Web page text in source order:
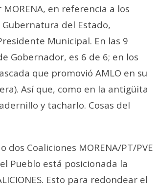
en referencia a los
del Estado,
Municipal. En las 9
Gobernador, es 6 de 6; en los
que promovió AMLO en su
Así que, como en la antigüita
y tacharlo. Cosas del
Coaliciones MORENA/PT/PVE
Pueblo está posicionada la
Esto para redondear el